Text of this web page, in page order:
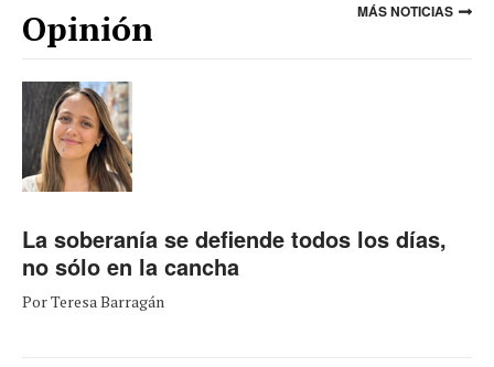
Opinión MÁS NOTICIAS
La soberanía se defiende todos los días,
no sólo en la cancha
Por Teresa Barragán